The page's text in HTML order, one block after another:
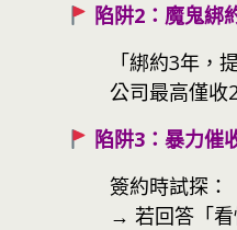
陷阱2：魔鬼綁
「綁約3年
公司最高僅收
陷阱3：暴力催
簽約時試探：
→ 若回答「看